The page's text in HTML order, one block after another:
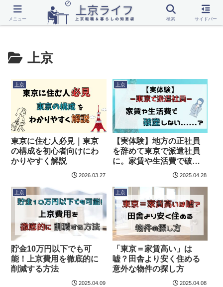
上京 一人暮らし 話題
上京
上京
東京に住む人必見｜東京
の構成を初心者向けにわ
かりやすく解説
2026.03.27
上京
【実体験】地方の正社員
を辞めて東京で派遣社員
に。家賃や生活費で破産
しないか不安だった話
2025.04.28
上京
貯金10万円以下でも可
能！上京費用を徹底的に
削減する方法
2025.04.09
上京
「東京＝家賃高い」は
嘘？田舎より安く住める
意外な物件の探し方
2025.04.08
メニュー 検索 サイドバー